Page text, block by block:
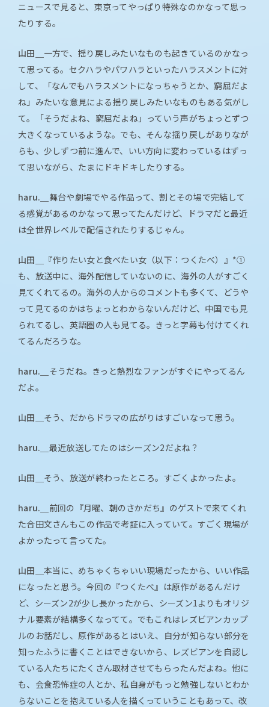
ニュースで見ると、東京ってやっぱり特殊なのかなって思っ
たりする。
山田＿ 一方で、揺り戻しみたいなものも起きているのかなっ
て思ってる。セクハラやパワハラといったハラスメントに対
して、「なんでもハラスメントになっちゃうとか、窮屈だよ
ね」みたいな意見による揺り戻しみたいなものもある気がし
て。「そうだよね、窮屈だよね」っていう声がちょっとずつ
大きくなっているような。でも、そんな揺り戻しがありなが
らも、少しずつ前に進んで、いい方向に変わっているはずっ
て思いながら、たまにドキドキしたりする。
haru.＿ 舞台や劇場でやる作品って、割とその場で完結して
る感覚があるのかなって思ってたんだけど、ドラマだと最近
は全世界レベルで配信されたりするじゃん。
山田＿
『作りたい女と食べたい女（以下：つくたべ）』*①
も、放送中に、海外配信していないのに、海外の人がすごく
見てくれてるの。海外の人からのコメントも多くて、どうや
って見てるのかはちょっとわからないんだけど、中国でも見
られてるし、英語圏の人も見てる。きっと字幕も付けてくれ
てるんだろうな。
haru.＿ そうだね。きっと熱烈なファンがすぐにやってるん
だよ。
山田＿ そう、だからドラマの広がりはすごいなって思う。
haru.＿ 最近放送してたのはシーズン2だよね？
山田＿ そう、放送が終わったところ。すごくよかったよ。
haru.＿ 前回の『月曜、朝のさかだち』のゲストで来てくれ
た合田文さんもこの作品で考証に入っていて。すごく現場が
よかったって言ってた。
山田＿ 本当に、めちゃくちゃいい現場だったから、いい作品
になったと思う。今回の『つくたべ』は原作があるんだけ
ど、シーズン2が少し長かったから、シーズン1よりもオリジ
ナル要素が結構多くなってて。でもこれはレズビアンカップ
ルのお話だし、原作があるとはいえ、自分が知らない部分を
知ったふうに書くことはできないから、レズビアンを自認し
ている人たちにたくさん取材させてもらったんだよね。他に
も、会食恐怖症の人とか、私自身がもっと勉強しないとわか
らないことを抱えている人を描くっていうこともあって、改